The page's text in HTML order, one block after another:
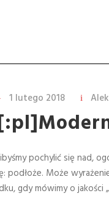
1 lutego 2018
pochylić się nad,
podłoże. Może
gdy mówimy o jakości